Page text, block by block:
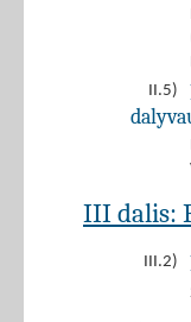
II.5)
III dalis:
III.2)